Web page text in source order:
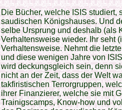
Die Bücher, welche ISIS studiert,
saudischen Königshauses. Und
selbe Ursprung und deshalb (als
Verhaltensweise wieder. Ihr seht
Verhaltensweise. Nehmt die
und diese wenigen Jahre von
wird deckungsgleich sein, denn
nicht an der Zeit, dass der Welt
takfiristischen Terrorgruppen,
ihrer Finanzierer, welche sie mit
Trainigscamps, Know-how und